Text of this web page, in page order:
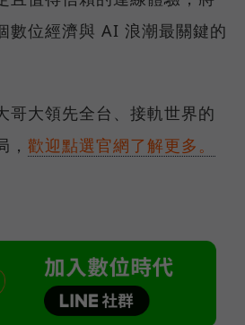
數位經濟與 AI 浪潮最關鍵的
哥大領先全台、接軌世界的
歡迎點選官網了解更多。